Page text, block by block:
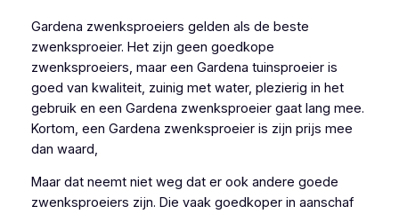
Gardena zwenksproeiers gelden als de beste
zwenksproeier. Het zijn geen goedkope
zwenksproeiers, maar een Gardena tuinsproeier is
goed van kwaliteit, zuinig met water, plezierig in het
gebruik en een Gardena zwenksproeier gaat lang mee.
Kortom, een Gardena zwenksproeier is zijn prijs mee
dan waard,
Maar dat neemt niet weg dat er ook andere goede
zwenksproeiers zijn. Die vaak goedkoper in aanschaf